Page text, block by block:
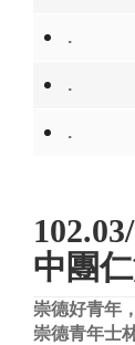
.
.
.
中團
崇德好青年
崇德青年士